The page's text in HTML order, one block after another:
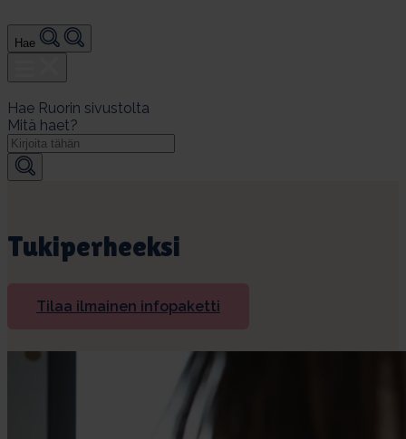
Hae
Hae Ruorin sivustolta
Mitä haet?
Mitä
haet?
Tu­ki­per­heek­si
Tilaa ilmainen infopaketti